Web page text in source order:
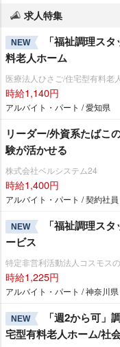
求人特集
NEW
「福祉調理ス
料老人ホーム
医療法人ひさご/住宅型有料老
時給1,140円
アルバイト・パート / 愛知県
リーダー/外資系たばこ
験が活かせる
株式会社ベルシステム24
時給1,400円
アルバイト・パート / 契約社
NEW
「福祉調理ス
ービス
特定非営利活動法人コスモス
時給1,225円
アルバイト・パート / 神奈川県
NEW
「週2から可」
宅型有料老人ホーム/社